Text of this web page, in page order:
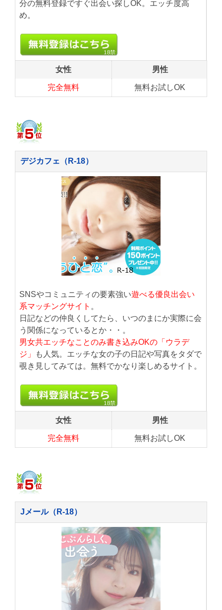
分の無料登録ですぐ出会い探しOK。エッチ度高
め。
女性 男性
完全無料 無料お試しOK
デジカフェ（R-18）
SNSやコミュニティの要素強い遊べる優良出会い
系マッチングサイト 。
日記などの仲良くしてたら、いつのまにか実際に会
う関係になっているとか・・。
男女共エッチなことのみ書き込みOKの「ウラデ
ジ」
も人気。エッチな女の子の日記や写真をタダで
覗き見してみては。無料でかなり楽しめるサイト。
女性 男性
完全無料 無料お試しOK
Jメール（R-18）